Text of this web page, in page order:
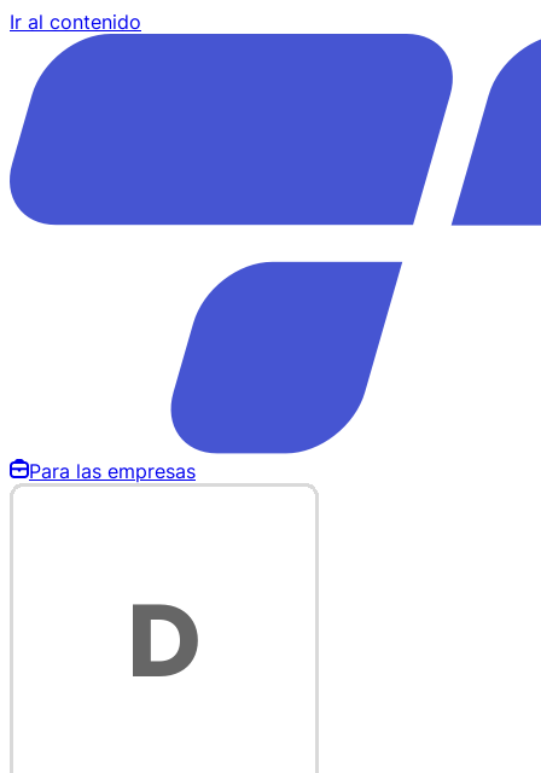
Ir al contenido
Para las empresas